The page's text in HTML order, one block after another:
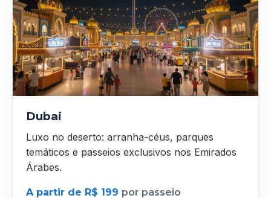
Dubai
Luxo no deserto: arranha-céus, parques
temáticos e passeios exclusivos nos Emirados
Árabes.
A partir de R$ 199 por passeio